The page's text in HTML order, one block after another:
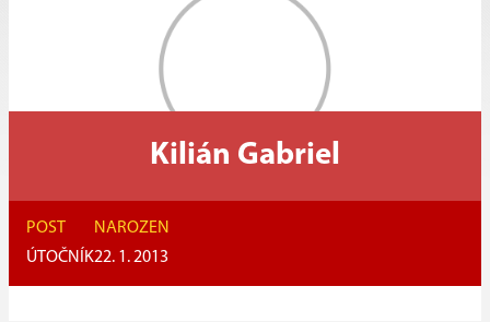
Kilián Gabriel
POST
ÚTOČNÍK
NAROZEN
22. 1. 2013